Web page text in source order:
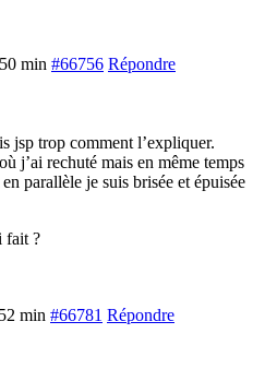
min #66756 Répondre
jsp trop comment l’expliquer.
j’ai rechuté mais en même temps
parallèle je suis brisée et épuisée
fait ?
min #66781 Répondre